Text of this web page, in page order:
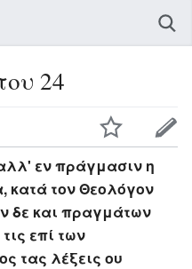
24
εν πράγμασιν η
κατά τον Θεολόγον
δε και πραγμάτων
επί των
τας λέξεις ου